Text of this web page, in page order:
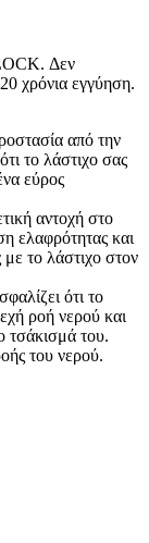
Δεν
χρόνια εγγύηση.
από την
το λάστιχο σας
εύρος
αντοχή στο
ελαφρότητας και
με το λάστιχο στον
ότι το
ροή νερού και
τσάκισμά του.
του νερού.